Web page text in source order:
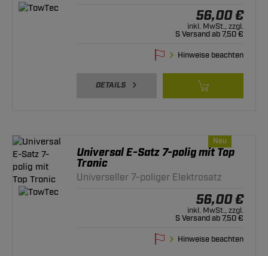
56,00 €
inkl. MwSt., zzgl.
S Versand ab 7,50 €
Hinweise beachten
DETAILS
Neu
Universal E-Satz 7-polig mit Top
Tronic
Universeller 7-poliger Elektrosatz
56,00 €
inkl. MwSt., zzgl.
S Versand ab 7,50 €
Hinweise beachten